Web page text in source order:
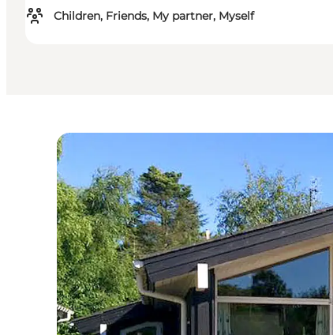
Children, Friends, My partner, Myself